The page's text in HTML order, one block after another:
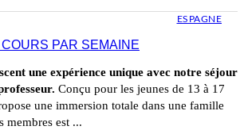
ESPAGNE
PAR SEMAINE
une expérience unique avec notre séjour
Conçu pour les jeunes de 13 à 17
une immersion totale dans une famille
membres est ...